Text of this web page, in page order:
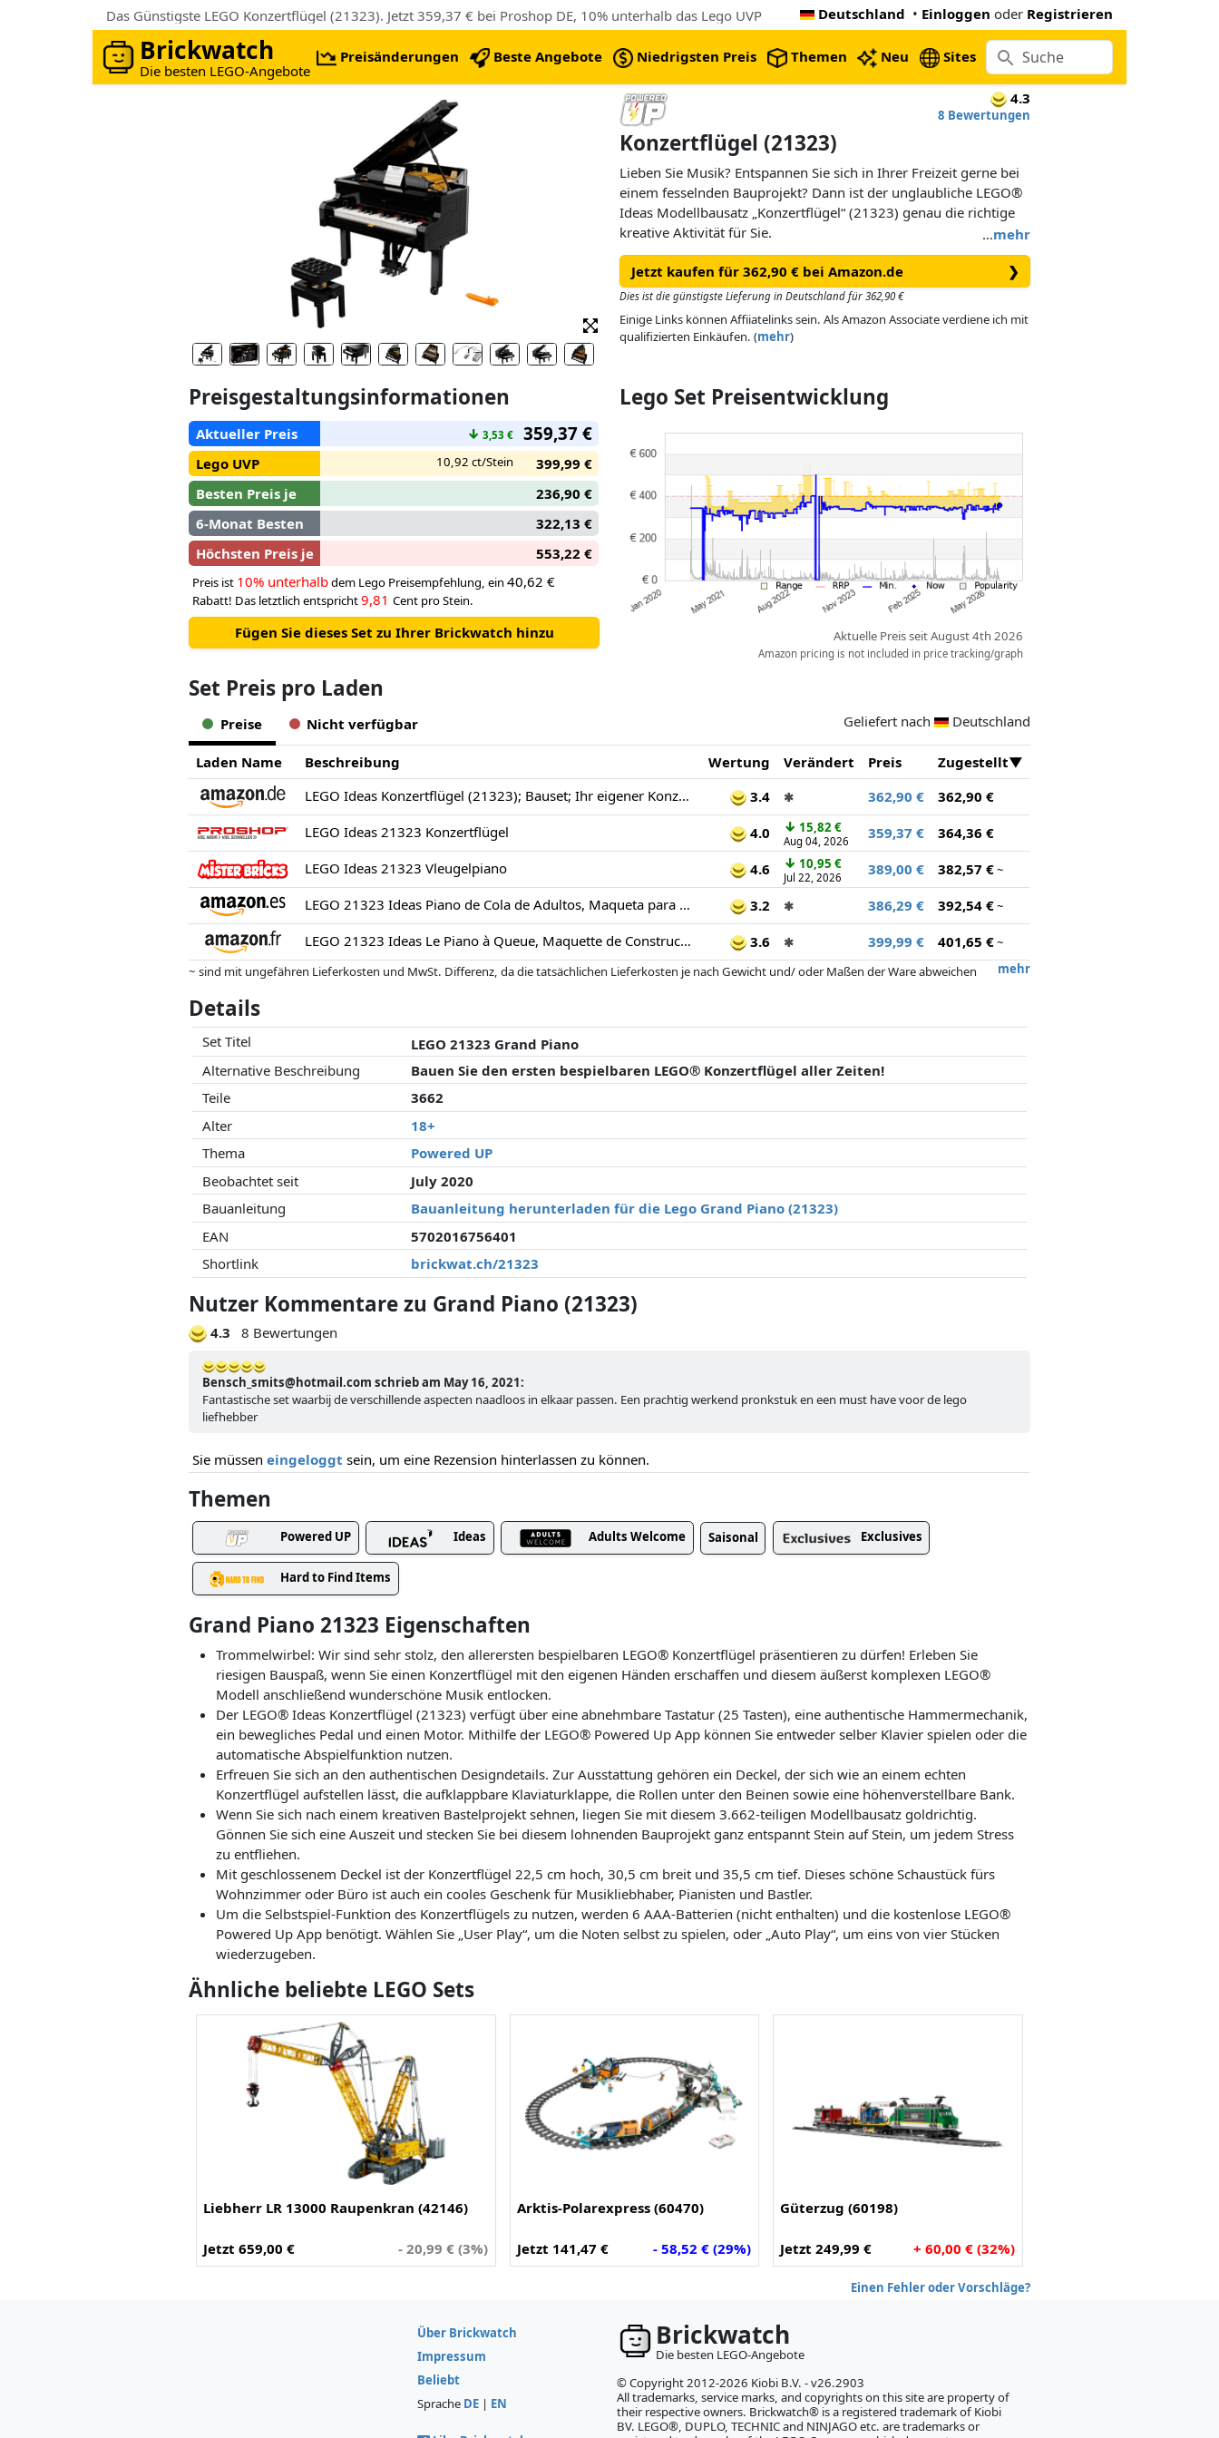
Das Günstigste LEGO Konzertflügel (21323). Jetzt 359,37 € bei Proshop DE, 10% unterhalb das Lego UVP Deutschland • Einloggen oder Registrieren
Brickwatch
Die besten LEGO-Angebote
Preisänderungen Beste Angebote Niedrigsten Preis Themen Neu Sites
4.3
8 Bewertungen
Konzertflügel (21323)
…mehr
Lieben Sie Musik? Entspannen Sie sich in Ihrer Freizeit gerne bei
einem fesselnden Bauprojekt? Dann ist der unglaubliche LEGO®
Ideas Modellbausatz „Konzertflügel“ (21323) genau die richtige
kreative Aktivität für Sie.
Bauen Sie einen Konzertflügel aus LEGO® Steinen, auf dem Sie
Ihre eigenen Musikstücke spielen können und erfreuen Sie sich
an Ihrem Bauerfolg, denn auf dieses komplexe Modell können
Sie wirklich stolz sein! Bilden Sie die Hammermechanik jeder
Sie den Motor an, um sich von wunderschöner Musik verwöhnen
zu lassen. Wählen Sie in der kostenlosen LEGO® Powered Up
App entweder die Option „User Play“, um die Noten selber zu
spielen, oder aktivieren Sie „Auto Play“, um einfach entspannt der
Musik zu lauschen.
Jetzt kaufen für 362,90 € bei Amazon.de ❯
Dies ist die günstigste Lieferung in Deutschland für 362,90 €
Einige Links können Affiiatelinks sein. Als Amazon Associate verdiene ich mit
qualifizierten Einkäufen. (mehr)
Preisgestaltungsinformationen
Aktueller Preis ↓ 3,53 € 359,37 €
Lego UVP 10,92 ct/Stein
399,99 €
Besten Preis je
236,90 €
6-Monat Besten
322,13 €
Höchsten Preis je
553,22 €
Preis ist 10% unterhalbdem Lego Preisempfehlung, ein 40,62 €
Rabatt! Das letztlich entspricht9,81 Cent pro Stein.
Fügen Sie dieses Set zu Ihrer Brickwatch hinzu
Lego Set Preisentwicklung
Aktuelle Preis seit August 4th 2026
Amazon pricing is not included in price tracking/graph
Set Preis pro Laden
Preise Nicht verfügbar Geliefert nach Deutschland
Laden Name Beschreibung Wertung Verändert Preis
Zugestellt
LEGO Ideas Konzertflügel (21323); Bauset; Ihr eigener Konzertflügel; tolles Modellbauprojekt geschätzten Pianisten, Musiker, Musikliebhaber oder Bastler (3.662 Teile)
3.4 ✱ 362,90 €
362,90 €
LEGO Ideas 21323 Konzertflügel
4.0 ↓ 15,82 €
Aug 04, 2026 359,37 €
364,36 €
LEGO Ideas 21323 Vleugelpiano
4.6 ↓ 10,95 €
Jul 22, 2026 389,00 € 382,57 €~
LEGO 21323 Ideas Piano de Cola de Adultos, Maqueta para Construir, Regalos para Músicos, Decoración para Casa y Oficina 3.2 ✱ 386,29 € 392,54 €~
LEGO 21323 Ideas Le Piano à Queue, Maquette de Construction, à Exposer et à Collectionner, avec Moteur et Fonctions Électriques, Idée Cadeau Musicien 3.6 ✱ 399,99 € 401,65 €~
mehr
~ sind mit ungefähren Lieferkosten und MwSt. Differenz, da die tatsächlichen Lieferkosten je nach Gewicht und/ oder Maßen der Ware abweichen
Preise und Verfügbarkeiten können sich seit der letzten Aktualisierung geändert haben. Die Ordnung erfolgt rein nach dem Preis, Vergütungen durch
Partner haben darauf keinerlei Einfluss. Nur bei gleichen Preisen können historische Leistungen die Ordnung beeinflussen.
Details
Set Titel
LEGO 21323 Grand Piano
Alternative Beschreibung
Bauen Sie den ersten bespielbaren LEGO® Konzertflügel aller Zeiten!
Teile
3662
Alter
18+
Thema
Powered UP
Beobachtet seit
July 2020
Bauanleitung
Bauanleitung herunterladen für die Lego Grand Piano (21323)
EAN
5702016756401
Shortlink
brickwat.ch/21323
Nutzer Kommentare zu Grand Piano (21323)
4.3 8 Bewertungen
Bensch_smits@hotmail.com schrieb am May 16, 2021:
Fantastische set waarbij de verschillende aspecten naadloos in elkaar passen. Een prachtig werkend pronkstuk en een must have voor de lego
liefhebber
Sie müssen eingeloggt sein, um eine Rezension hinterlassen zu können.
Themen
Powered UP Ideas Adults Welcome Saisonal Exclusives
Hard to Find Items
Grand Piano 21323 Eigenschaften
Trommelwirbel: Wir sind sehr stolz, den allerersten bespielbaren LEGO® Konzertflügel präsentieren zu dürfen! Erleben Sie
riesigen Bauspaß, wenn Sie einen Konzertflügel mit den eigenen Händen erschaffen und diesem äußerst komplexen LEGO®
Modell anschließend wunderschöne Musik entlocken.
Der LEGO® Ideas Konzertflügel (21323) verfügt über eine abnehmbare Tastatur (25 Tasten), eine authentische Hammermechanik,
ein bewegliches Pedal und einen Motor. Mithilfe der LEGO® Powered Up App können Sie entweder selber Klavier spielen oder die
automatische Abspielfunktion nutzen.
Erfreuen Sie sich an den authentischen Designdetails. Zur Ausstattung gehören ein Deckel, der sich wie an einem echten
Konzertflügel aufstellen lässt, die aufklappbare Klaviaturklappe, die Rollen unter den Beinen sowie eine höhenverstellbare Bank.
Wenn Sie sich nach einem kreativen Bastelprojekt sehnen, liegen Sie mit diesem 3.662-teiligen Modellbausatz goldrichtig.
Gönnen Sie sich eine Auszeit und stecken Sie bei diesem lohnenden Bauprojekt ganz entspannt Stein auf Stein, um jedem Stress
zu entfliehen.
Mit geschlossenem Deckel ist der Konzertflügel 22,5 cm hoch, 30,5 cm breit und 35,5 cm tief. Dieses schöne Schaustück fürs
Wohnzimmer oder Büro ist auch ein cooles Geschenk für Musikliebhaber, Pianisten und Bastler.
Um die Selbstspiel-Funktion des Konzertflügels zu nutzen, werden 6 AAA-Batterien (nicht enthalten) und die kostenlose LEGO®
Powered Up App benötigt. Wählen Sie „User Play“, um die Noten selbst zu spielen, oder „Auto Play“, um eins von vier Stücken
wiederzugeben.
Ähnliche beliebte LEGO Sets
Liebherr LR 13000 Raupenkran (42146)
Jetzt 659,00 € - 20,99 € (3%)
Arktis-Polarexpress (60470)
Jetzt 141,47 € - 58,52 € (29%)
Güterzug (60198)
Jetzt 249,99 € + 60,00 € (32%)
Einen Fehler oder Vorschläge?
Über Brickwatch
Impressum
Beliebt
Sprache DE | EN
Brickwatch
Die besten LEGO-Angebote
© Copyright 2012-2026 Kiobi B.V. - v26.2903
All trademarks, service marks, and copyrights on this site are property of
their respective owners. Brickwatch® is a registered trademark of Kiobi
BV. LEGO®, DUPLO, TECHNIC and NINJAGO etc. are trademarks or